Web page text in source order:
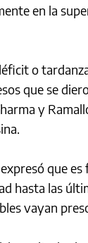
en la
o
que se
y
que
hasta las
vayan